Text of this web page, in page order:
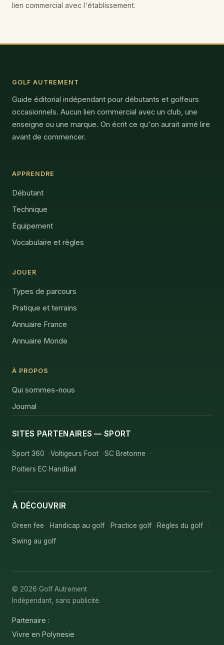
lien commercial avec l'établissement.
GOLF AUTREMENT
Guide éditorial indépendant pour débutants et golfeurs
occasionnels. Aucun lien commercial avec un club, une
enseigne ou une marque. On écrit ce qu'on aurait aimé lire
avant de commencer.
APPRENDRE
Débutant
Technique
Équipement
Vocabulaire et règles
JOUER
Types de parcours
Pratique et terrains
Annuaire France
Annuaire Monde
À PROPOS
Qui sommes-nous
Journal
SITES PARTENAIRES — SPORT
Sport 360 Voltigeurs Foot
SC Bretonne
Poitiers EC Handball
À DÉCOUVRIR
Green fee Handicap au golf Practice golf
Règles du golf
Swing au golf
© 2026 Golf Autrement
Indépendant, sans publicité.
Partenaire :
Vivre en Polynesie